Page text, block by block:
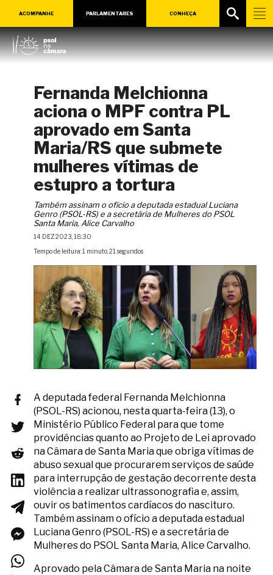
ACOMPANHE PARLAMENTARES CONHEÇA
Fernanda Melchionna
aciona o MPF contra PL
aprovado em Santa
Maria/RS que submete
mulheres vítimas de
estupro a tortura
Também assinam o ofício a deputada estadual Luciana
Genro (PSOL-RS) e a secretária de Mulheres do PSOL
Santa Maria, Alice Carvalho
14 DEZ 2023, 18:30
Tempo de leitura: 1 minuto, 21 segundos
A deputada federal Fernanda Melchionna
(PSOL-RS) acionou, nesta quarta-feira (13), o
Ministério Público Federal para que tome
providências quanto ao Projeto de Lei aprovado
na Câmara de Santa Maria que obriga vítimas de
abuso sexual que procurarem serviços de saúde
para interrupção de gestação decorrente desta
violência a realizar ultrassonografia e, assim,
ouvir os batimentos cardíacos do nascituro.
Também assinam o ofício a deputada estadual
Luciana Genro (PSOL-RS) e a secretária de
Mulheres do PSOL Santa Maria, Alice Carvalho.
Aprovado pela Câmara de Santa Maria na noite